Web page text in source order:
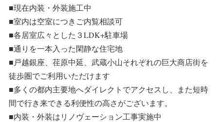
■現在内装・外装施工中
■室内は空室につきご内覧相談可
■各居室広々とした３LDK+駐車場
■通りを一本入った閑静な住宅地
■戸越銀座、荏原中延、武蔵小山それぞれの巨大商店街を
徒歩圏でご利用いただけます
■多くの都内主要地へダイレクトでアクセスし、また短時
間で行き来できる利便性の高さがございます。
■内装・外装はリノヴェーション工事実施中